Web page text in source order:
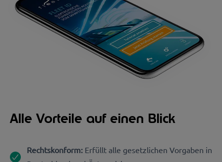
Alle Vorteile auf einen Blick
Rechtskonform: Erfüllt alle gesetzlichen Vorgaben in